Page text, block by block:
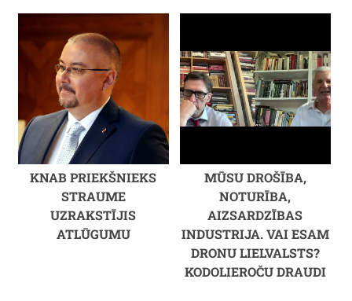
KNAB PRIEKŠNIEKS
STRAUME
UZRAKSTĪJIS
ATLŪGUMU
MŪSU DROŠĪBA,
NOTURĪBA,
AIZSARDZĪBAS
INDUSTRIJA. VAI ESAM
DRONU LIELVALSTS?
KODOLIEROČU DRAUDI